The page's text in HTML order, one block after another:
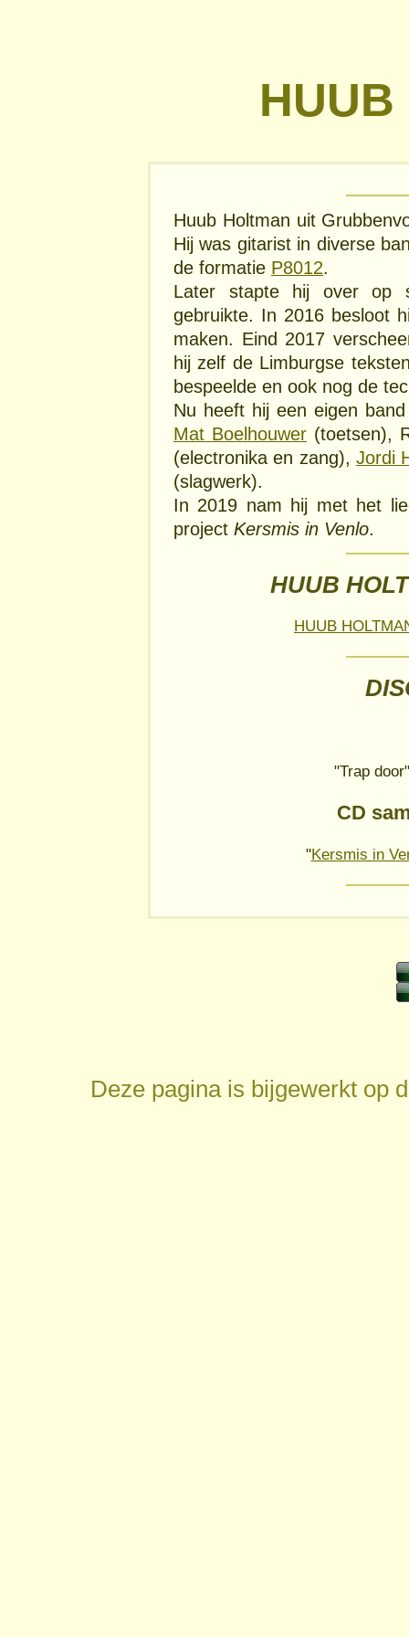
HUUB
Huub Holtman uit
Hij was gitarist in diverse
de formatie P8012.
Later stapte hij over op
gebruikte. In 2016 besloot
maken. Eind 2017
hij zelf de Limburgse
bespeelde en ook nog de
Nu heeft hij een eigen
Mat Boelhouwer(toetsen),
(electronika en zang), Jordi
(slagwerk).
In 2019 nam hij met het
project Kersmis in Venlo.
HUUB
HUUB
"Trap
CD
"Kersmis in
Deze pagina is bijgewerkt op